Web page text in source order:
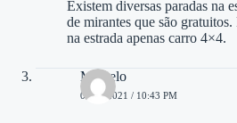
Existem diversas paradas na
de mirantes que são
na estrada apenas carro 4×4.
Marcelo
01/08/2021 / 10:43 PM